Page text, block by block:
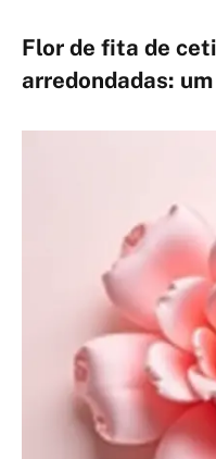
Flor de fita de
arredondadas: